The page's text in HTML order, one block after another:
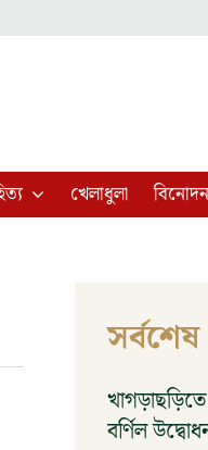
খেলাধুলা বিনোদন
সর্বশেষ
বর্ণিল